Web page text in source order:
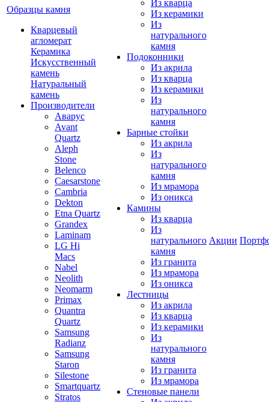
Образцы камня
Кварцевый
агломерат
Керамика
Искусственный
камень
Натуральный
камень
Производители
Аварус
Avant
Quartz
Aleph
Stone
Belenco
Caesarstone
Cambria
Dekton
Etna Quartz
Grandex
Laminam
LG Hi
Macs
Nabel
Neolith
Neomarm
Primax
Quantra
Quartz
Samsung
Radianz
Samsung
Staron
Silestone
Smartquartz
Stratos
Из кварца
Из керамики
Из
натурального
камня
Подоконники
Из акрила
Из кварца
Из керамики
Из
натурального
камня
Барные стойки
Из акрила
Из
натурального
камня
Из мрамора
Из оникса
Камины
Из кварца
Из
натурального
камня
Из гранита
Из мрамора
Из оникса
Лестницы
Из акрила
Из кварца
Из керамики
Из
натурального
камня
Из гранита
Из мрамора
Стеновые панели
Акции